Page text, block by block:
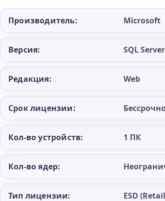
Производитель: Microsoft
Версия: SQL
Редакция: Web
Срок лицензии:
Кол-во устройств: 1 ПК
Кол-во ядер:
Тип лицензии: ESD